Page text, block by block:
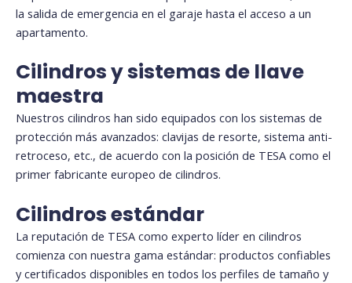
la salida de emergencia en el garaje hasta el acceso a un
apartamento.
Cilindros y sistemas de llave
maestra
Nuestros cilindros han sido equipados con los sistemas de
protección más avanzados: clavijas de resorte, sistema anti-
retroceso, etc., de acuerdo con la posición de TESA como el
primer fabricante europeo de cilindros.
Cilindros estándar
La reputación de TESA como experto líder en cilindros
comienza con nuestra gama estándar: productos confiables
y certificados disponibles en todos los perfiles de tamaño y